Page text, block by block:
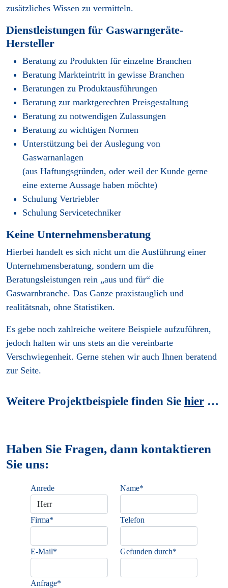
zusätzliches Wissen zu vermitteln.
Dienstleistungen für Gaswarngeräte-
Hersteller
Beratung zu Produkten für einzelne Branchen
Beratung Markteintritt in gewisse Branchen
Beratungen zu Produktausführungen
Beratung zur marktgerechten Preisgestaltung
Beratung zu notwendigen Zulassungen
Beratung zu wichtigen Normen
Unterstützung bei der Auslegung von
Gaswarnanlagen
(aus Haftungsgründen, oder weil der Kunde gerne
eine externe Aussage haben möchte)
Schulung Vertriebler
Schulung Servicetechniker
Keine Unternehmensberatung
Hierbei handelt es sich nicht um die Ausführung einer
Unternehmensberatung, sondern um die
Beratungsleistungen rein „aus und für“ die
Gaswarnbranche. Das Ganze praxistauglich und
realitätsnah, ohne Statistiken.
Es gebe noch zahlreiche weitere Beispiele aufzuführen,
jedoch halten wir uns stets an die vereinbarte
Verschwiegenheit. Gerne stehen wir auch Ihnen beratend
zur Seite.
Weitere Projektbeispiele finden Sie hier …
Haben Sie Fragen, dann kontaktieren
Sie uns:
Anrede Name*
Firma* Telefon
E-Mail* Gefunden durch*
Anfrage*